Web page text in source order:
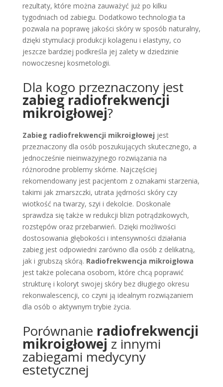
rezultaty, które można zauważyć już po kilku
tygodniach od zabiegu. Dodatkowo technologia ta
pozwala na poprawę jakości skóry w sposób naturalny,
dzięki stymulacji produkcji kolagenu i elastyny, co
jeszcze bardziej podkreśla jej zalety w dziedzinie
nowoczesnej kosmetologii.
Dla kogo przeznaczony jest
zabieg radiofrekwencji
mikroigłowej?
Zabieg radiofrekwencji mikroigłowej jest
przeznaczony dla osób poszukujących skutecznego, a
jednocześnie nieinwazyjnego rozwiązania na
różnorodne problemy skórne. Najczęściej
rekomendowany jest pacjentom z oznakami starzenia,
takimi jak zmarszczki, utrata jędrności skóry czy
wiotkość na twarzy, szyi i dekolcie. Doskonale
sprawdza się także w redukcji blizn potrądzikowych,
rozstępów oraz przebarwień. Dzięki możliwości
dostosowania głębokości i intensywności działania
zabieg jest odpowiedni zarówno dla osób z delikatną,
jak i grubszą skórą. Radiofrekwencja mikroigłowa
jest także polecana osobom, które chcą poprawić
strukturę i koloryt swojej skóry bez długiego okresu
rekonwalescencji, co czyni ją idealnym rozwiązaniem
dla osób o aktywnym trybie życia.
Porównanie radiofrekwencji
mikroigłowej z innymi
zabiegami medycyny
estetycznej